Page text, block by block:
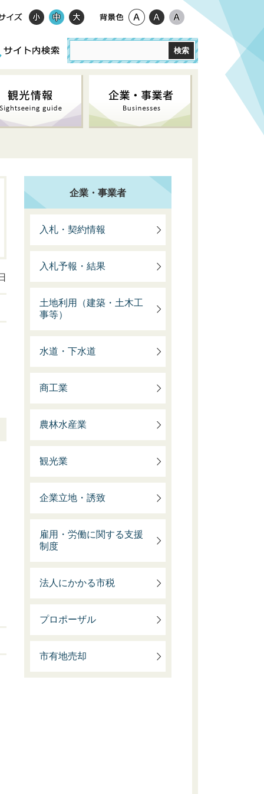
企業・事業者
入札・契約情報
入札予報・結果
土地利用（建築・土木工
事等）
水道・下水道
商工業
農林水産業
観光業
企業立地・誘致
雇用・労働に関する支援
制度
法人にかかる市税
プロポーザル
市有地売却